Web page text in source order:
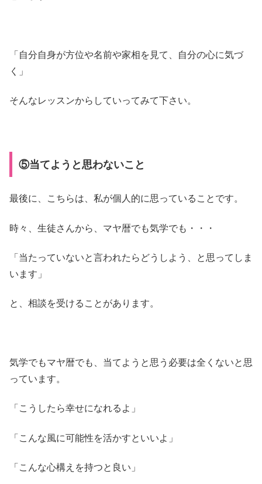
「自分自身が方位や名前や家相を見て、自分の心に気づ
く」
そんなレッスンからしていってみて下さい。
⑤当てようと思わないこと
最後に、こちらは、私が個人的に思っていることです。
時々、生徒さんから、マヤ暦でも気学でも・・・
「当たっていないと言われたらどうしよう、と思ってしま
います」
と、相談を受けることがあります。
気学でもマヤ暦でも、当てようと思う必要は全くないと思
っています。
「こうしたら幸せになれるよ」
「こんな風に可能性を活かすといいよ」
「こんな心構えを持つと良い」